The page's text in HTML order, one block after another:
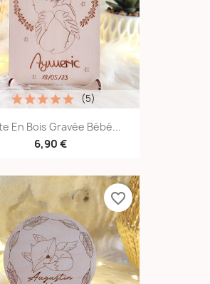
En Bois Gravée Bébé...
6,90 €
(5)
favorite_border